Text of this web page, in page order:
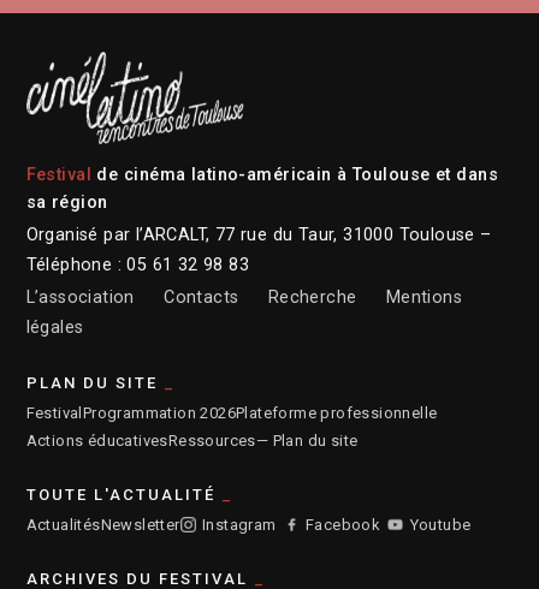
Festival
de cinéma latino-américain à Toulouse et dans
sa région
Organisé par l’ARCALT, 77 rue du Taur, 31000 Toulouse –
Téléphone : 05 61 32 98 83
L’association
Contacts Recherche
Mentions
légales
PLAN DU SITE
Festival Programmation 2026Plateforme professionnelle
Actions éducativesRessources— Plan du site
TOUTE L'ACTUALITÉ
ActualitésNewsletter Instagram Facebook Youtube
ARCHIVES DU FESTIVAL